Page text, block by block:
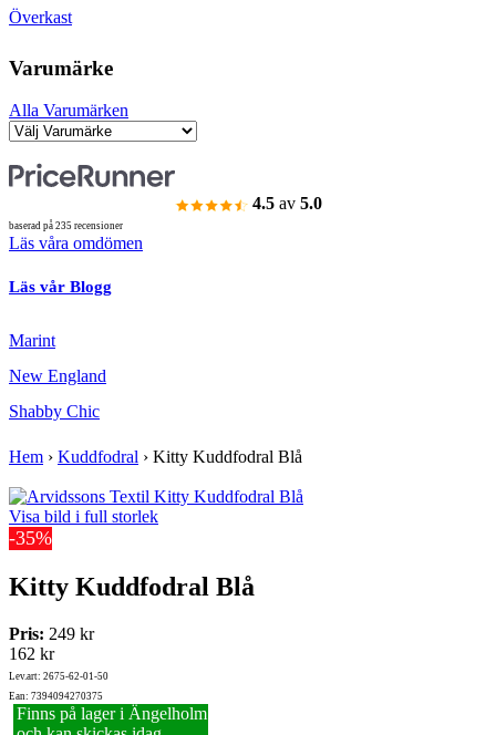
Överkast
Varumärke
Alla Varumärken
4.5 av 5.0
baserad på 235 recensioner
Läs våra omdömen
Läs vår Blogg
Marint
New England
Shabby Chic
Hem › Kuddfodral › Kitty Kuddfodral Blå
Visa bild i full storlek
-35%
Kitty Kuddfodral Blå
Pris: 249 kr
162 kr
Lev.art: 2675-62-01-50
Ean: 7394094270375
Finns på lager i Ängelholm